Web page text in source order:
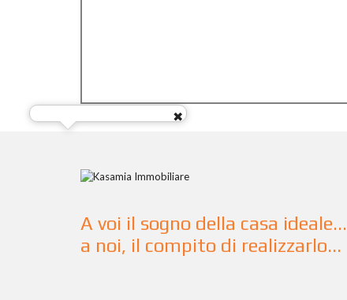
A voi il sogno della casa ideale...
a noi, il compito di realizzarlo...